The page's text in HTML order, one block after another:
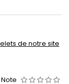
de notre site
Note